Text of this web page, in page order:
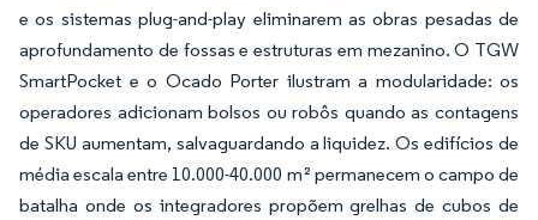
e os sistemas plug-and-play eliminarem as obras pesadas de
aprofundamento de fossas e estruturas em mezanino. O TGW
SmartPocket e o Ocado Porter ilustram a modularidade: os
operadores adicionam bolsos ou robôs quando as contagens
de SKU aumentam, salvaguardando a liquidez. Os edifícios de
média escala entre 10.000-40.000 m² permanecem o campo de
batalha onde os integradores propõem grelhas de cubos de